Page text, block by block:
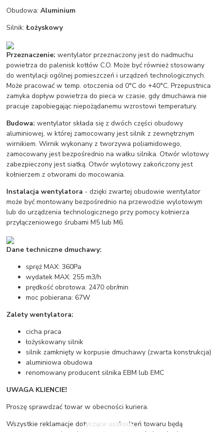
Obudowa:Aluminium
Silnik:Łożyskowy
Przeznaczenie:wentylator przeznaczony jest do nadmuchu
powietrza do palenisk kotłów C.O. Może być również stosowany
do wentylacji ogólnej pomieszczeń i urządzeń technologicznych.
Może pracować w temp. otoczenia od 0°C do +40°C. Przepustnica
zamyka dopływ powietrza do pieca w czasie, gdy dmuchawa nie
pracuje zapobiegając niepożądanemu wzrostowi temperatury.
Budowa: wentylator składa się z dwóch części obudowy
aluminiowej, w której zamocowany jest silnik z zewnętrznym
wirnikiem. Wirnik wykonany z tworzywa poliamidowego,
zamocowany jest bezpośrednio na wałku silnika. Otwór wlotowy
zabezpieczony jest siatką. Otwór wylotowy zakończony jest
kołnierzem z otworami do mocowania.
Instalacja wentylatora - dzięki zwartej obudowie wentylator
może być montowany bezpośrednio na przewodzie wylotowym
lub do urządzenia technologicznego przy pomocy kołnierza
przyłączeniowego śrubami M5 lub M6.
Dane techniczne dmuchawy:
spręż MAX: 360Pa
wydatek MAX: 255 m3/h
prędkość obrotowa: 2470 obr/min
moc pobierana: 67W
Zalety wentylatora:
cicha praca
łożyskowany silnik
silnik zamknięty w korpusie dmuchawy (zwarta konstrukcja)
aluminiowa obudowa
renomowany producent silnika EBM lub EMC
UWAGA KLIENCIE!
Proszę sprawdzać towar w obecności kuriera.
Wszystkie reklamacje dotyczące uszkodzeń towaru będą